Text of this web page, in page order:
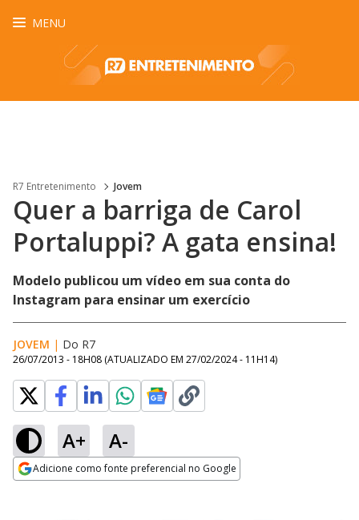
MENU
R7 Entretenimento Jovem
Quer a barriga de Carol
Portaluppi? A gata ensina!
Modelo publicou um vídeo em sua conta do
Instagram para ensinar um exercício
JOVEM | Do R7
26/07/2013 - 18H08 (ATUALIZADO EM 27/02/2024 - 11H14)
A+ A-
Adicione como fonte preferencial no Google